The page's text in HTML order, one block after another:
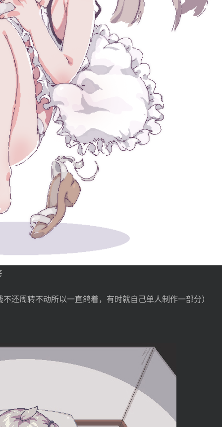
还周转不动所以一直鸽着，有时就自己单人制作一部分）